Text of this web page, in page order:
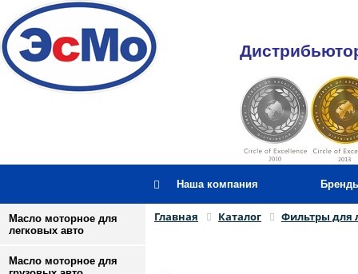
Наша компания
Масло моторное для
легковых авто
Масло моторное для
Главная Каталог Фильтры для